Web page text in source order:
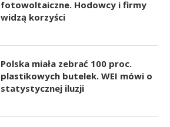
fotowoltaiczne. Hodowcy i firmy
widzą korzyści
Polska miała zebrać 100 proc.
plastikowych butelek. WEI mówi o
statystycznej iluzji